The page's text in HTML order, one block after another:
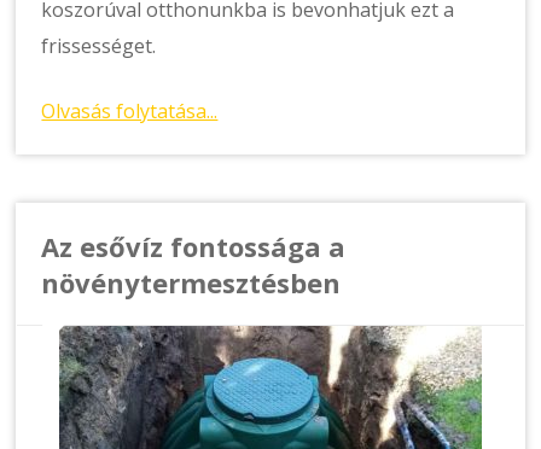
koszorúval otthonunkba is bevonhatjuk ezt a
frissességet.
Olvasás folytatása...
Az esővíz fontossága a
növénytermesztésben